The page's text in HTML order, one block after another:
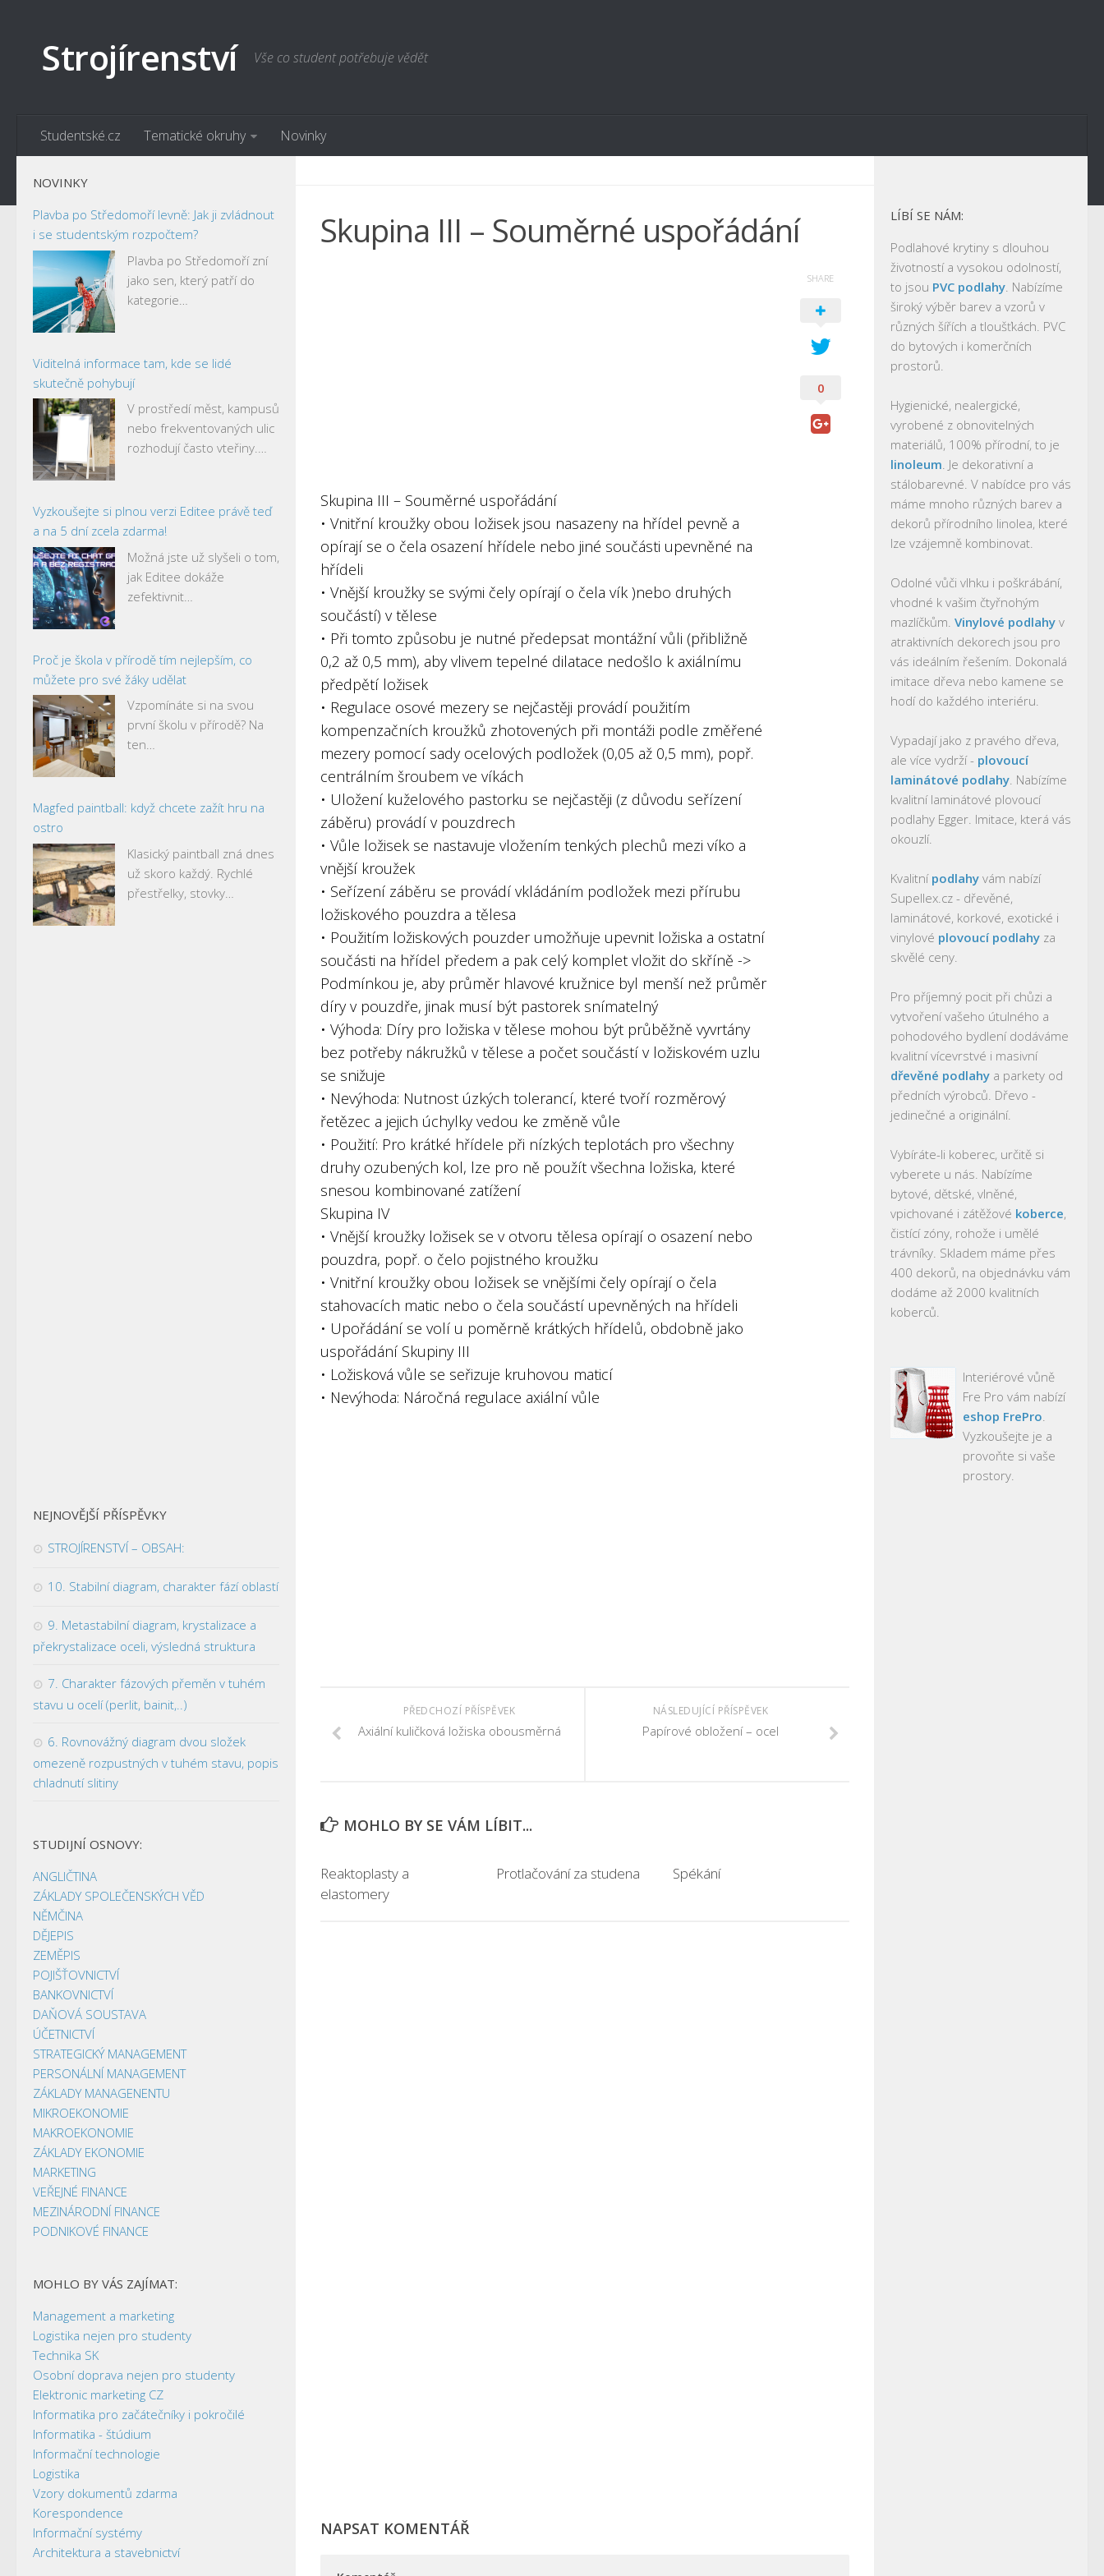
Strojírenství Vše co student potřebuje vědět
Studentské.cz Tematické okruhy Novinky
Skupina III – Souměrné uspořádání
Skupina III – Souměrné uspořádání
• Vnitřní kroužky obou ložisek jsou nasazeny na hřídel pevně a
opírají se o čela osazení hřídele nebo jiné součásti upevněné na
hřídeli
• Vnější kroužky se svými čely opírají o čela vík )nebo druhých
součástí) v tělese
• Při tomto způsobu je nutné předepsat montážní vůli (přibližně
0,2 až 0,5 mm), aby vlivem tepelné dilatace nedošlo k axiálnímu
předpětí ložisek
• Regulace osové mezery se nejčastěji provádí použitím
kompenzačních kroužků zhotovených při montáži podle změřené
mezery pomocí sady ocelových podložek (0,05 až 0,5 mm), popř.
centrálním šroubem ve víkách
• Uložení kuželového pastorku se nejčastěji (z důvodu seřízení
záběru) provádí v pouzdrech
• Vůle ložisek se nastavuje vložením tenkých plechů mezi víko a
vnější kroužek
• Seřízení záběru se provádí vkládáním podložek mezi přírubu
ložiskového pouzdra a tělesa
• Použitím ložiskových pouzder umožňuje upevnit ložiska a ostatní
součásti na hřídel předem a pak celý komplet vložit do skříně ->
Podmínkou je, aby průměr hlavové kružnice byl menší než průměr
díry v pouzdře, jinak musí být pastorek snímatelný
• Výhoda: Díry pro ložiska v tělese mohou být průběžně vyvrtány
bez potřeby nákružků v tělese a počet součástí v ložiskovém uzlu
se snižuje
• Nevýhoda: Nutnost úzkých tolerancí, které tvoří rozměrový
řetězec a jejich úchylky vedou ke změně vůle
• Použití: Pro krátké hřídele při nízkých teplotách pro všechny
druhy ozubených kol, lze pro ně použít všechna ložiska, které
snesou kombinované zatížení
Skupina IV
• Vnější kroužky ložisek se v otvoru tělesa opírají o osazení nebo
pouzdra, popř. o čelo pojistného kroužku
• Vnitřní kroužky obou ložisek se vnějšími čely opírají o čela
stahovacích matic nebo o čela součástí upevněných na hřídeli
• Upořádání se volí u poměrně krátkých hřídelů, obdobně jako
uspořádání Skupiny III
• Ložisková vůle se seřizuje kruhovou maticí
• Nevýhoda: Náročná regulace axiální vůle
SHARE
0
NÁSLEDUJÍCÍ PŘÍSPĚVEK
Papírové obložení – ocel
PŘEDCHOZÍ PŘÍSPĚVEK
Axiální kuličková ložiska obousměrná
MOHLO BY SE VÁM LÍBIT...
Reaktoplasty a
elastomery
Protlačování za studena Spékání
NAPSAT KOMENTÁŘ
NOVINKY
Plavba po Středomoří levně: Jak ji zvládnout
i se studentským rozpočtem?
Plavba po Středomoří zní
jako sen, který patří do
kategorie…
Viditelná informace tam, kde se lidé
skutečně pohybují
V prostředí měst, kampusů
nebo frekventovaných ulic
rozhodují často vteřiny.…
Vyzkoušejte si plnou verzi Editee právě teď
a na 5 dní zcela zdarma!
Možná jste už slyšeli o tom,
jak Editee dokáže
zefektivnit…
Proč je škola v přírodě tím nejlepším, co
můžete pro své žáky udělat
Vzpomínáte si na svou
první školu v přírodě? Na
ten…
Magfed paintball: když chcete zažít hru na
ostro
Klasický paintball zná dnes
už skoro každý. Rychlé
přestřelky, stovky…
NEJNOVĚJŠÍ PŘÍSPĚVKY
STROJÍRENSTVÍ – OBSAH:
10. Stabilní diagram, charakter fází oblastí
9. Metastabilní diagram, krystalizace a
překrystalizace oceli, výsledná struktura
7. Charakter fázových přeměn v tuhém
stavu u ocelí (perlit, bainit,..)
6. Rovnovážný diagram dvou složek
omezeně rozpustných v tuhém stavu, popis
chladnutí slitiny
STUDIJNÍ OSNOVY:
ANGLIČTINA
ZÁKLADY SPOLEČENSKÝCH VĚD
NĚMČINA
DĚJEPIS
ZEMĚPIS
POJIŠŤOVNICTVÍ
BANKOVNICTVÍ
DAŇOVÁ SOUSTAVA
ÚČETNICTVÍ
STRATEGICKÝ MANAGEMENT
PERSONÁLNÍ MANAGEMENT
ZÁKLADY MANAGENENTU
MIKROEKONOMIE
MAKROEKONOMIE
ZÁKLADY EKONOMIE
MARKETING
VEŘEJNÉ FINANCE
MEZINÁRODNÍ FINANCE
PODNIKOVÉ FINANCE
MOHLO BY VÁS ZAJÍMAT:
Management a marketing
Logistika nejen pro studenty
Technika SK
Osobní doprava nejen pro studenty
Elektronic marketing CZ
Informatika pro začátečníky i pokročilé
Informatika - štúdium
Informační technologie
Logistika
Vzory dokumentů zdarma
Korespondence
Informační systémy
Architektura a stavebnictví
LÍBÍ SE NÁM:
Podlahové krytiny s dlouhou
životností a vysokou odolností,
to jsou PVC podlahy. Nabízíme
široký výběr barev a vzorů v
různých šířích a tloušťkách. PVC
do bytových i komerčních
prostorů.
Hygienické, nealergické,
vyrobené z obnovitelných
materiálů, 100% přírodní, to je
linoleum. Je dekorativní a
stálobarevné. V nabídce pro vás
máme mnoho různých barev a
dekorů přírodního linolea, které
lze vzájemně kombinovat.
Odolné vůči vlhku i poškrábání,
vhodné k vašim čtyřnohým
mazlíčkům. Vinylové podlahy v
atraktivních dekorech jsou pro
vás ideálním řešením. Dokonalá
imitace dřeva nebo kamene se
hodí do každého interiéru.
Vypadají jako z pravého dřeva,
ale více vydrží - plovoucí
laminátové podlahy. Nabízíme
kvalitní laminátové plovoucí
podlahy Egger. Imitace, která vás
okouzlí.
Kvalitní podlahy vám nabízí
Supellex.cz - dřevěné,
laminátové, korkové, exotické i
vinylové plovoucí podlahy za
skvělé ceny.
Pro příjemný pocit při chůzi a
vytvoření vašeho útulného a
pohodového bydlení dodáváme
kvalitní vícevrstvé i masivní
dřevěné podlahy a parkety od
předních výrobců. Dřevo -
jedinečné a originální.
Vybíráte-li koberec, určitě si
vyberete u nás. Nabízíme
bytové, dětské, vlněné,
vpichované i zátěžové koberce,
čistící zóny, rohože i umělé
trávníky. Skladem máme přes
400 dekorů, na objednávku vám
dodáme až 2000 kvalitních
koberců.
Interiérové vůně
Fre Pro vám nabízí
eshop FrePro.
Vyzkoušejte je a
provoňte si vaše
prostory.